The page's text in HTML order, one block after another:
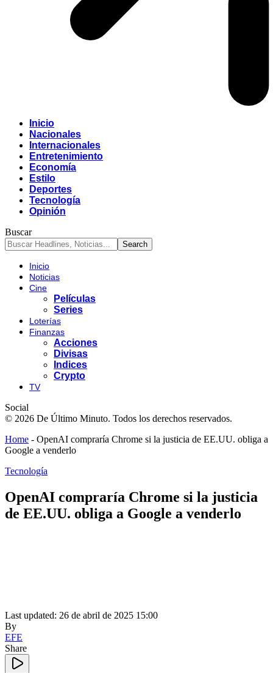
Inicio
Nacionales
Internacionales
Entretenimiento
Economía
Estilo
Deportes
Tecnología
Opinión
Buscar
Inicio
Noticias
Cine
Películas
Series
Loterías
Finanzas
Acciones
Divisas
Indices
Crypto
TV
Social
© 2026 De Último Minuto. Todos los derechos reservados.
Home - OpenAI compraría Chrome si la justicia de EE.UU. obliga a
Google a venderlo
Tecnología
OpenAI compraría Chrome si la justicia
de EE.UU. obliga a Google a venderlo
Last updated: 26 de abril de 2025 15:00
By
EFE
Share